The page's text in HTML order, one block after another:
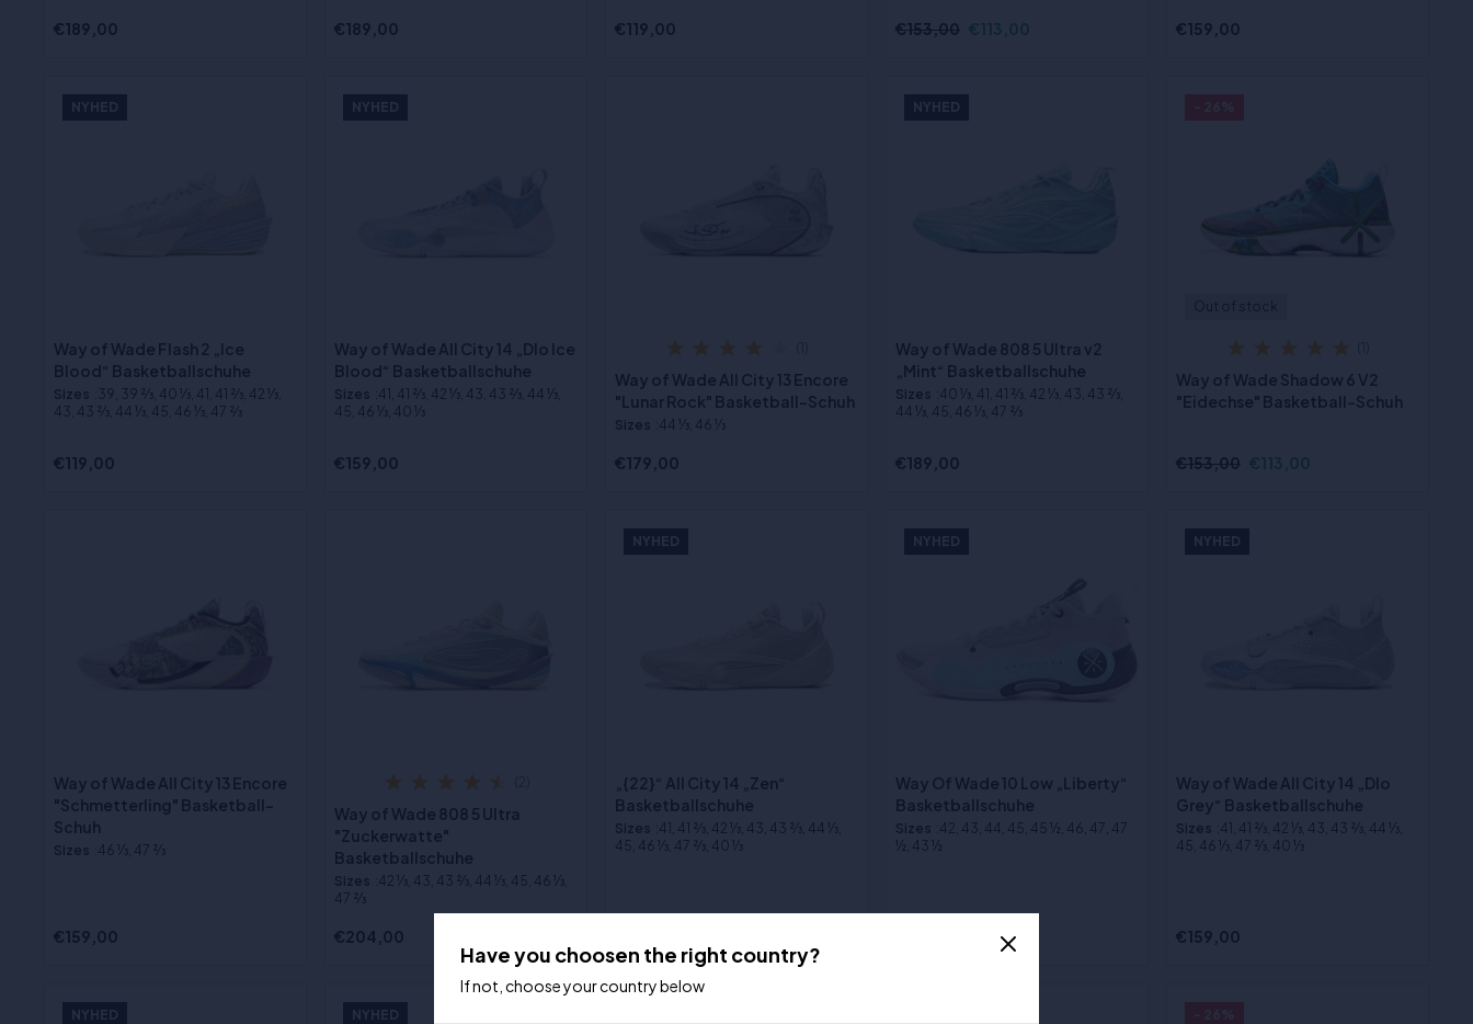
€189,00 €189,00 €119,00 €153,00 €113,00 €159,00
NYHED
Way of Wade Flash 2 „Ice
Blood“ Basketballschuhe
Sizes :39, 39 2⁄3, 40 1⁄3, 41, 41 2⁄3, 42 1⁄3,
43, 43 2⁄3, 44 1⁄3, 45, 46 1⁄3, 47 2⁄3
€119,00
NYHED
Way of Wade All City 14 „Dlo Ice
Blood“ Basketballschuhe
Sizes :41, 41 2⁄3, 42 1⁄3, 43, 43 2⁄3, 44 1⁄3,
45, 46 1⁄3, 40 1⁄3
€159,00
Way of Wade All City 13 Encore
"Lunar Rock" Basketball-Schuh
Sizes :44 1⁄3, 46 1⁄3
€179,00
NYHED
Way of Wade 808 5 Ultra v2
„Mint“ Basketballschuhe
Sizes :40 1⁄3, 41, 41 2⁄3, 42 1⁄3, 43, 43 2⁄3,
44 1⁄3, 45, 46 1⁄3, 47 2⁄3
€189,00
Way of Wade Shadow 6 V2
"Eidechse" Basketball-Schuh
€153,00 €113,00
Way of Wade All City 13 Encore
"Schmetterling" Basketball-
Schuh
Sizes :46 1⁄3, 47 2⁄3
€159,00
Way of Wade 808 5 Ultra
"Zuckerwatte"
Basketballschuhe
Sizes :42 1⁄3, 43, 43 2⁄3, 44 1⁄3, 45, 46 1⁄3,
47 2⁄3
€204,00
NYHED
„{22}“ All City 14 „Zen“
Basketballschuhe
Sizes :41, 41 2⁄3, 42 1⁄3, 43, 43 2⁄3, 44 1⁄3,
45, 46 1⁄3, 47 2⁄3, 40 1⁄3
NYHED
Way Of Wade 10 Low „Liberty“
Basketballschuhe
Sizes :42, 43, 44, 45, 45 ½, 46, 47, 47
½, 43 ½
NYHED
Way of Wade All City 14 „Dlo
Grey“ Basketballschuhe
Sizes :41, 41 2⁄3, 42 1⁄3, 43, 43 2⁄3, 44 1⁄3,
45, 46 1⁄3, 47 2⁄3, 40 1⁄3
€159,00
NYHED NYHED
Have you choosen the right country?
If not, choose your country below